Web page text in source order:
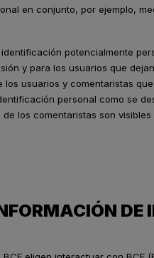
en conjunto, por ejemplo,
potencialmente
y para los usuarios que
los usuarios y comentaristas
personal como se
los comentaristas son
DE